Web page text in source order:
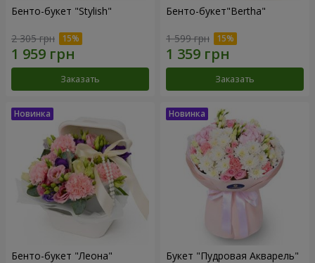
Бенто-букет "Stylish"
2 305 грн
Заказать
Бенто-букет"Bertha"
1 599 грн
Заказать
Бенто-букет "Леона" Букет "Пудровая Акварель"